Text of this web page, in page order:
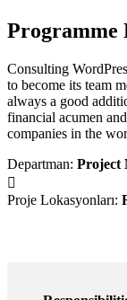
Programme
Consulting
to become its team
always a good
financial acumen
companies in the
Departman: Project
Proje Lokasyonları: